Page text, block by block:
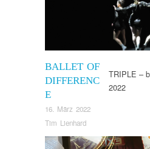
BALLET OF
DIFFERENC
E
16. März 2022
Tim Lienhard
TRIPLE –
2022